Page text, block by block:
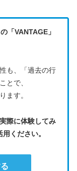
「VANTAGE」
も、「過去の行
とで、
ます。
際に体験してみ
ください。